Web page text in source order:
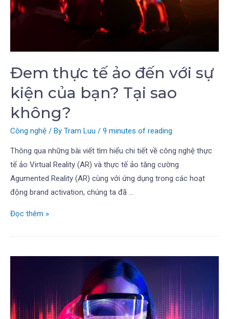
Đem thực tế ảo đến với sự
kiện của bạn? Tại sao
không?
Công nghệ / By Tram Luu / 9 minutes of reading
Thông qua những bài viết tìm hiểu chi tiết về công nghệ thực
tế ảo Virtual Reality (AR) và thực tế ảo tăng cường
Agumented Reality (AR) cùng với ứng dụng trong các hoạt
động brand activation, chúng ta đã …
Đọc thêm »